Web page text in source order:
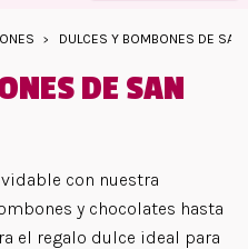
DULCES Y BOMBONES DE SAN
DE SAN
con nuestra
y chocolates hasta
el regalo dulce ideal para